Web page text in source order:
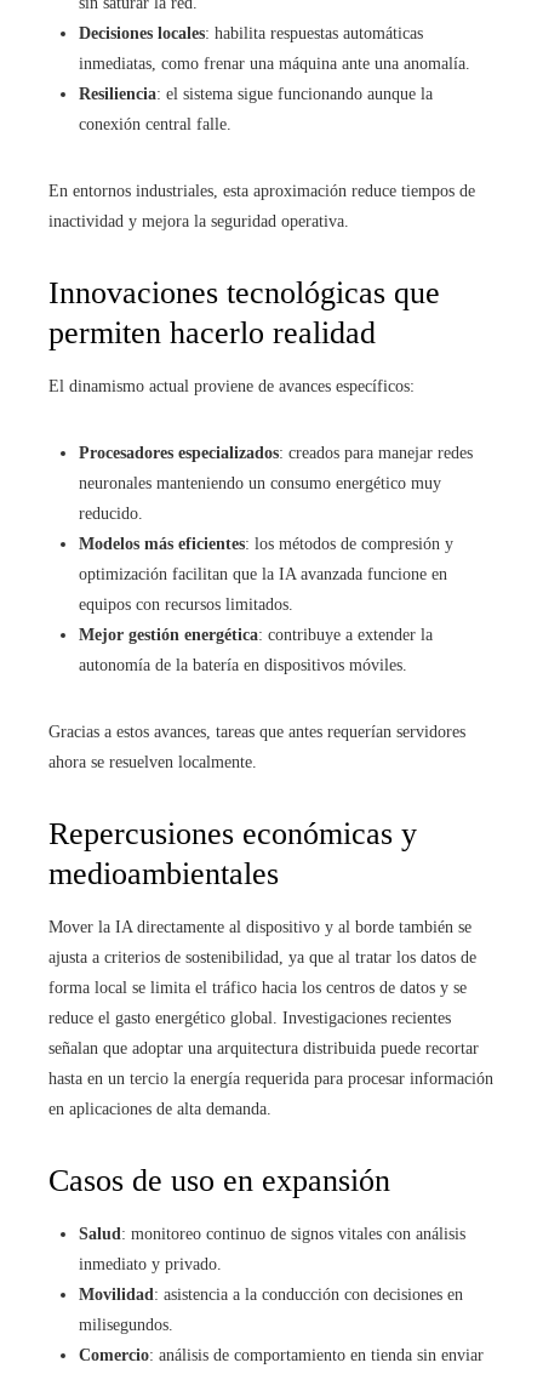
Decisiones locales: habilita respuestas automáticas
inmediatas, como frenar una máquina ante una anomalía.
Resiliencia: el sistema sigue funcionando aunque la
conexión central falle.
En entornos industriales, esta aproximación reduce tiempos de
inactividad y mejora la seguridad operativa.
Innovaciones tecnológicas que
permiten hacerlo realidad
El dinamismo actual proviene de avances específicos:
Procesadores especializados: creados para manejar redes
neuronales manteniendo un consumo energético muy
reducido.
Modelos más eficientes: los métodos de compresión y
optimización facilitan que la IA avanzada funcione en
equipos con recursos limitados.
Mejor gestión energética: contribuye a extender la
autonomía de la batería en dispositivos móviles.
Gracias a estos avances, tareas que antes requerían servidores
ahora se resuelven localmente.
Repercusiones económicas y
medioambientales
Mover la IA directamente al dispositivo y al borde también se
ajusta a criterios de sostenibilidad, ya que al tratar los datos de
forma local se limita el tráfico hacia los centros de datos y se
reduce el gasto energético global. Investigaciones recientes
señalan que adoptar una arquitectura distribuida puede recortar
hasta en un tercio la energía requerida para procesar información
en aplicaciones de alta demanda.
Casos de uso en expansión
Salud: monitoreo continuo de signos vitales con análisis
inmediato y privado.
Movilidad: asistencia a la conducción con decisiones en
milisegundos.
Comercio: análisis de comportamiento en tienda sin enviar